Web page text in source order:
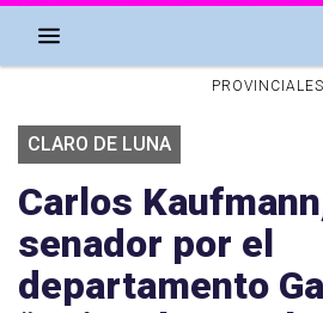
PROVINCIALES
CLARO DE LUNA
Carlos
senador por el
departamento